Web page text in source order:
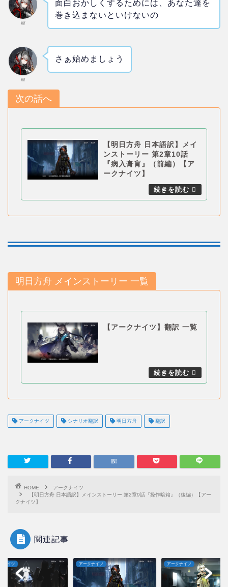
W
面白おかしくするためには、あなた達を
巻き込まないといけないの
W
さぁ始めましょう
次の話へ
【明日方舟 日本語訳】メイ
ンストーリー 第2章10話
『病入膏肓』（前編）【ア
ークナイツ】
明日方舟 メインストーリー 一覧
【アークナイツ】翻訳 一覧
アークナイツ シナリオ翻訳 明日方舟 翻訳
HOME
アークナイツ
【明日方舟 日本語訳】メインストーリー 第2章9話『操作暗箱』（後編）【アー
クナイツ】
関連記事
ナイツ アークナイツ アークナイツ